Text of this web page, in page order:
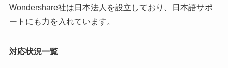
Wondershare社は日本法人を設立しており、日本語サポ
ートにも力を入れています。
対応状況一覧